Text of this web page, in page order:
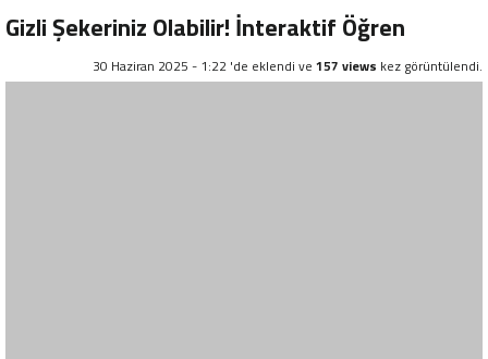
Gizli Şekeriniz Olabilir! İnteraktif Öğren
30 Haziran 2025 - 1:22 'de eklendi ve 157 views kez görüntülendi.